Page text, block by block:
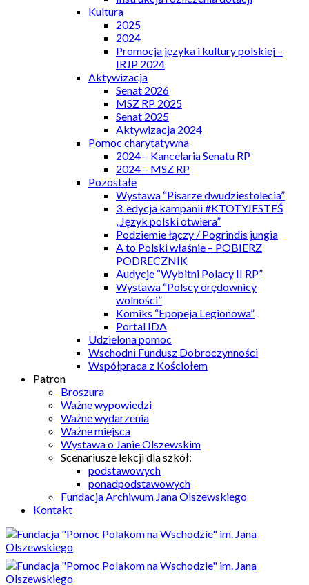
Kultura
2025
2024
Promocja języka i kultury polskiej –
IRJP 2024
Aktywizacja
Senat 2026
MSZ RP 2025
Senat 2025
Aktywizacja 2024
Pomoc charytatywna
2024 – Kancelaria Senatu RP
2024 – MSZ RP
Pozostałe
Wystawa “Pisarze dwudziestolecia”
3. edycja kampanii #KTOTYJESTEŚ
„Język polski otwiera”
Podziemie łączy / Pogrindis jungia
A to Polski właśnie – POBIERZ
PODRECZNIK
Audycje “Wybitni Polacy II RP”
Wystawa “Polscy orędownicy
wolności”
Komiks “Epopeja Legionowa”
Portal IDA
Udzielona pomoc
Wschodni Fundusz Dobroczynności
Współpraca z Kościołem
Patron
Broszura
Ważne wypowiedzi
Ważne wydarzenia
Ważne miejsca
Wystawa o Janie Olszewskim
Scenariusze lekcji dla szkół:
podstawowych
ponadpodstawowych
Fundacja Archiwum Jana Olszewskiego
Kontakt